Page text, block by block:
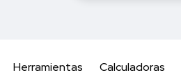
Herramientas Calculadoras